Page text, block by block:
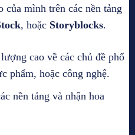
của mình trên các nền tảng
, hoặc Storyblocks.
cao về các chủ đề phổ
phẩm, hoặc công nghệ.
nền tảng và nhận hoa